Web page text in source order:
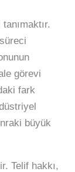
görevi
fark
büyük
Telif hakkı,